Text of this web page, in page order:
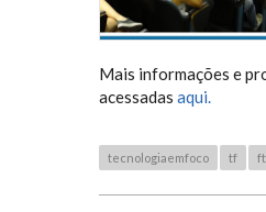
Mais informações e
acessadas aqui.
tecnologiaemfoco tf ft